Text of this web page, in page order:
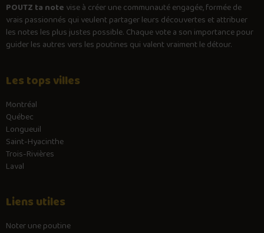
POUTZ ta note vise à créer une communauté engagée, formée de
vrais passionnés qui veulent partager leurs découvertes et attribuer
les notes les plus justes possible. Chaque vote a son importance pour
guider les autres vers les poutines qui valent vraiment le détour.
Les tops villes
Montréal
Québec
Longueuil
Saint-Hyacinthe
Trois-Rivières
Laval
Liens utiles
Noter une poutine